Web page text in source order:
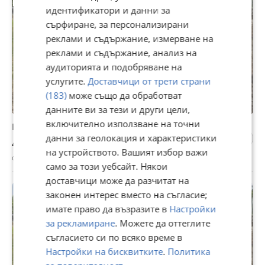
Продавам къща в с. Чирен, област Враца
40 000 €
с. Чирен, Враца, 01 август
идентификатори и данни за
сърфиране, за персонализирани
реклами и съдържание, измерване на
реклами и съдържание, анализ на
аудиторията и подобряване на
услугите.Доставчици от трети страни
(183)може също да обработват
данните ви за тези и други цели,
включително използване на точни
данни за геолокация и характеристики
на устройството. Вашият избор важи
само за този уебсайт. Някои
доставчици може да разчитат на
законен интерес вместо на съгласие;
имате право да възразите в Настройки
за рекламиране. Можете да оттеглите
съгласието си по всяко време в
Настройки на бисквитките. Политика